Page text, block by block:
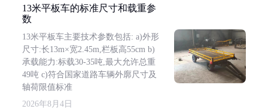
13米平板车的标准尺寸和载重参
数
13米平板车主要技术参数包括: a)外形
尺寸:长13m×宽2.45m,栏板高55cm b)
承载能力:标载30-35吨,最大允许总重
49吨 c)符合国家道路车辆外廓尺寸及
轴荷限值标准
2026年8月4日